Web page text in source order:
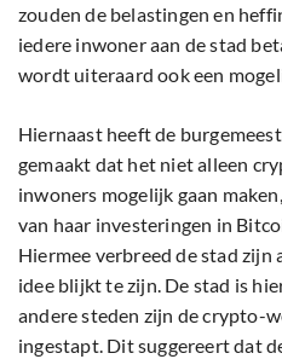
zouden de belastingen en
iedere inwoner aan de stad
wordt uiteraard ook een
Hiernaast heeft de
gemaakt dat het niet alleen
inwoners mogelijk gaan
van haar investeringen in
Hiermee verbreed de stad
idee blijkt te zijn. De stad is
andere steden zijn de crypto-
ingestapt. Dit suggereert dat